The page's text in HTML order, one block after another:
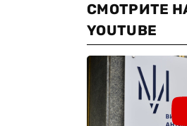
СМОТРИТЕ
YOUTUBE